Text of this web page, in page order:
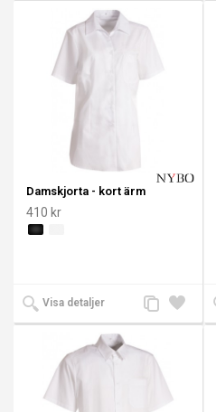
Damskjorta - kort ärm
410 kr
Visa detaljer
Lägg
till i
Lägg
till